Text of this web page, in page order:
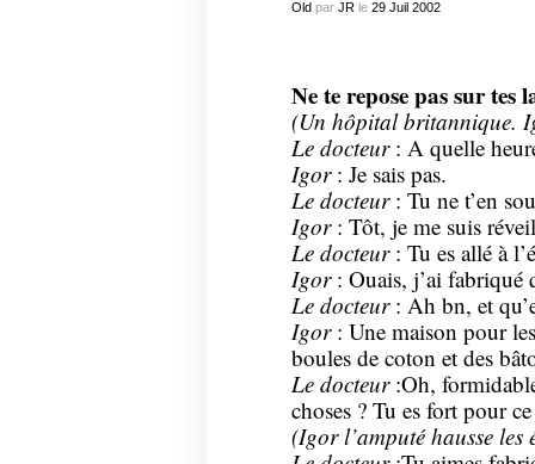
Oldpar JRle 29 Juil 2002
Ne te repose pas sur tes
(Un hôpital britannique.
Le docteur : A quelle
Igor : Je sais pas.
Le docteur : Tu ne t’en
Igor : Tôt, je me suis
Le docteur : Tu es allé à
Igor : Ouais, j’ai fabriqué
Le docteur : Ah bn, et
Igor : Une maison pour
boules de coton et des
Le docteur :Oh,
choses ? Tu es fort pour
(Igor l’amputé hausse les